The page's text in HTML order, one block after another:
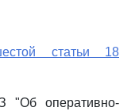
статьи 18
"Об оперативно-